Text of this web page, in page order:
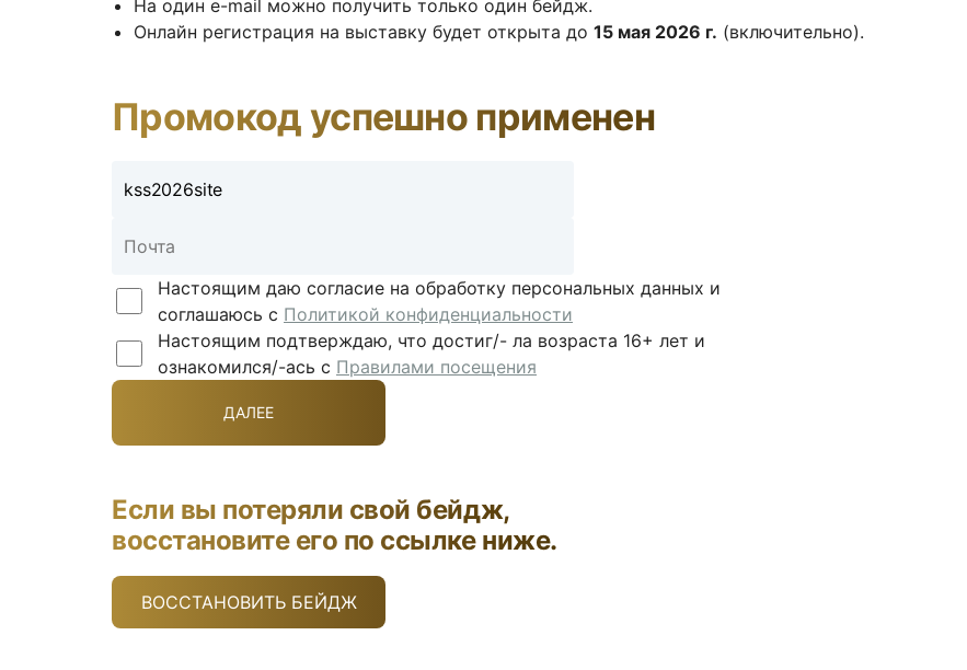
На один e-mail можно получить только один бейдж.
Онлайн регистрация на выставку будет открыта до 15 мая 2026 г. (включительно).
Промокод успешно применен
Настоящим даю согласие на обработку персональных данных и
соглашаюсь с Политикой конфиденциальности
Настоящим подтверждаю, что достиг/- ла возраста 16+ лет и
ознакомился/-ась с Правилами посещения
Если вы потеряли свой бейдж,
восстановите его по ссылке ниже.
ВОССТАНОВИТЬ БЕЙДЖ